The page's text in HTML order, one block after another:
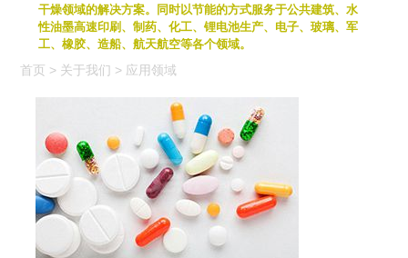
干燥领域的解决方案。同时以节能的方式服务于公共建筑、水
性油墨高速印刷、制药、化工、锂电池生产、电子、玻璃、军
工、橡胶、造船、航天航空等各个领域。
首页 > 关于我们 > 应用领域